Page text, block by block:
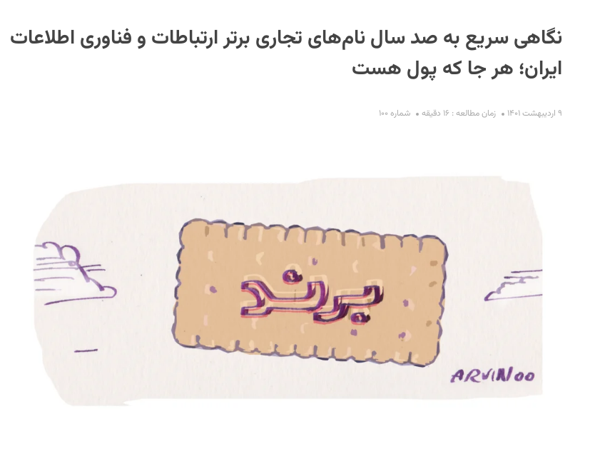
نگاهی سریع به صد سال نام‌های تجاری برتر ارتباطات و فناوری اطلاعات
ایران؛ هر جا که پول هست
۹ اردیبهشت ۱۴۰۱ زمان مطالعه : ۱۶ دقیقه شماره ۱۰۰